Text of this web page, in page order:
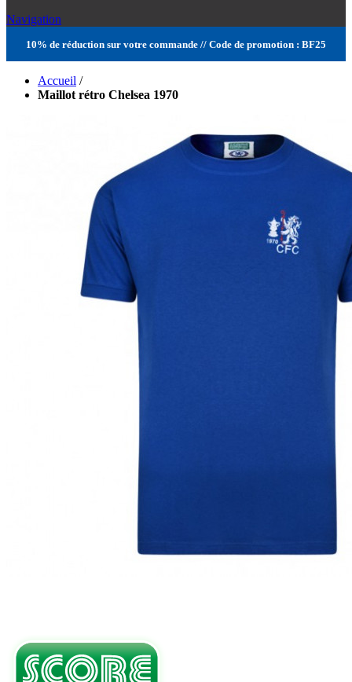
Navigation
10% de réduction sur votre commande // Code de promotion : BF25
Accueil /
Maillot rétro Chelsea 1970